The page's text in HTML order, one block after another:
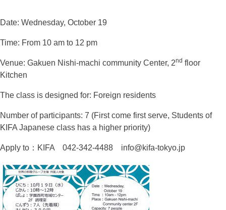
Date: Wednesday, October 19
Time: From 10 am to 12 pm
Venue: Gakuen Nishi-machi community Center, 2nd floor
Kitchen
The class is designed for: Foreign residents
Number of participants: 7 (First come first serve, Students of
KIFA Japanese class has a higher priority)
Apply to：KIFA 042-342-4488 info@kifa-tokyo.jp